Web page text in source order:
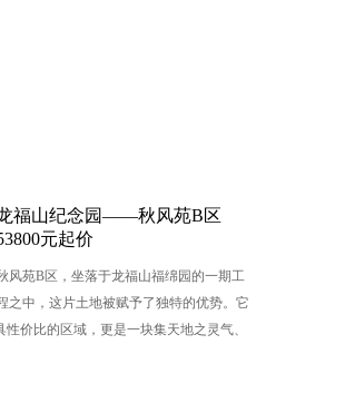
福山纪念园——秋风苑B区
元起价
风苑B区，坐落于龙福山福绵园的一期工
之中，这片土地被赋予了独特的优势。它
价比的区域，更是一块集天地之灵气、